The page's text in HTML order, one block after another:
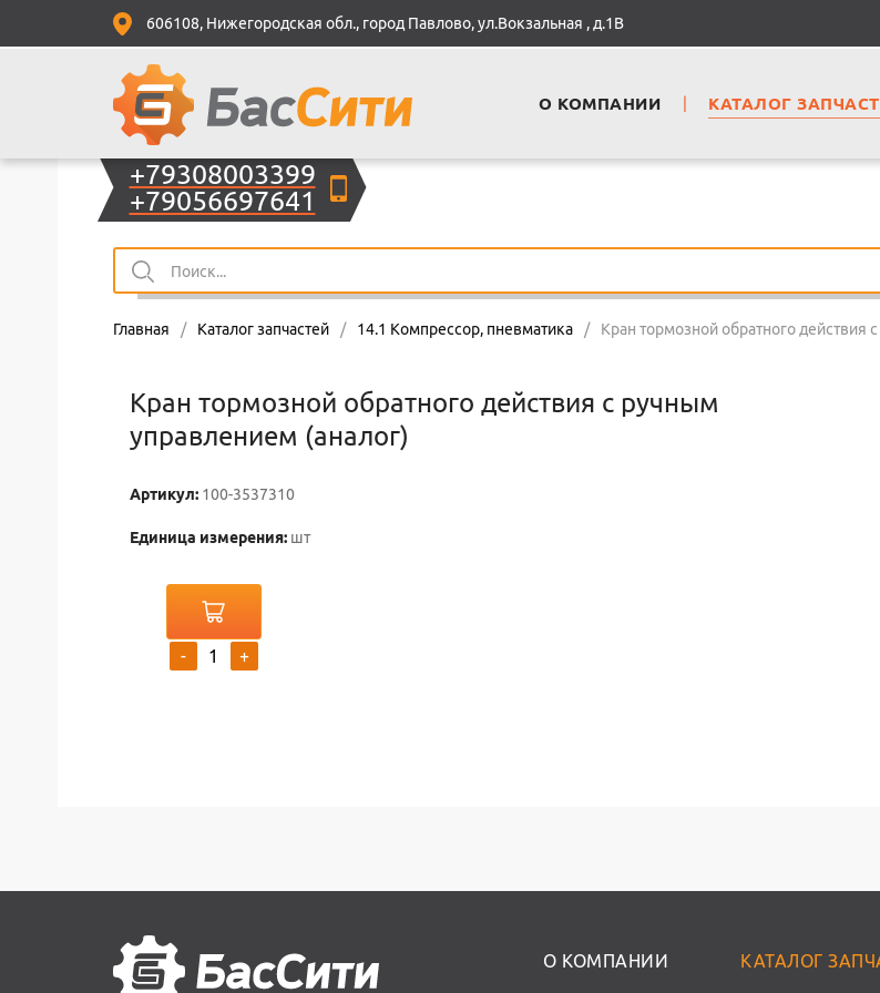
+79308003399
+79056697641
Главная / Каталог запчастей / 14.1 Компрессор, пневматика / Кран тормозной обратного действия
Кран тормозной обратного действия с ручным
управлением (аналог)
Артикул: 100-3537310
Единица измерения: шт
- +
О КОМПАНИИ КАТАЛОГ
606108, Нижегородская обл., город Павлово, ул.Вокзальная , д.1В
О КОМПАНИИ КАТАЛОГ